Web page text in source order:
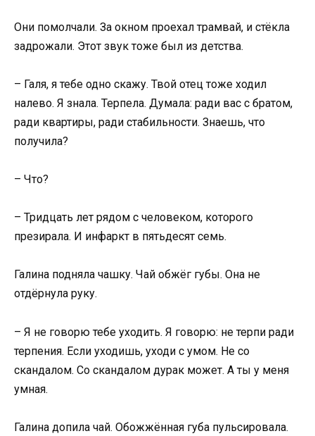
Они помолчали. За окном проехал трамвай, и стёкла
задрожали. Этот звук тоже был из детства.
– Галя, я тебе одно скажу. Твой отец тоже ходил
налево. Я знала. Терпела. Думала: ради вас с братом,
ради квартиры, ради стабильности. Знаешь, что
получила?
– Что?
– Тридцать лет рядом с человеком, которого
презирала. И инфаркт в пятьдесят семь.
Галина подняла чашку. Чай обжёг губы. Она не
отдёрнула руку.
– Я не говорю тебе уходить. Я говорю: не терпи ради
терпения. Если уходишь, уходи с умом. Не со
скандалом. Со скандалом дурак может. А ты у меня
умная.
Галина допила чай. Обожжённая губа пульсировала.